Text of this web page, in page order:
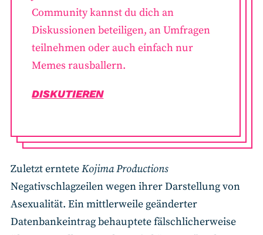
Community kannst du dich an
Diskussionen beteiligen, an Umfragen
teilnehmen oder auch einfach nur
Memes rausballern.
DISKUTIEREN
Zuletzt ernteteKojima Productions
Negativschlagzeilen wegen ihrer Darstellung von
Asexualität. Ein mittlerweile geänderter
Datenbankeintrag behauptete fälschlicherweise